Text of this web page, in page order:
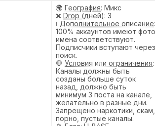
🌍 География: Микс
❌ Drop (дней): 3
ℹ️ Дополнительное описание:
100% аккаунтов имеют
имена соответствуют.
Подписчики вступают через
поиск.
🛑 Условия или ограничения:
Каналы должны быть
созданы больше суток
назад, должно быть
минимум 3 поста на канале,
желательно в разные дни.
Запрещено наркотики, скам,
порно, пустые каналы.